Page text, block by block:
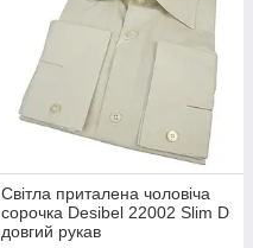
Світла приталена чоловіча
сорочка Desibel 22002 Slim D
довгий рукав